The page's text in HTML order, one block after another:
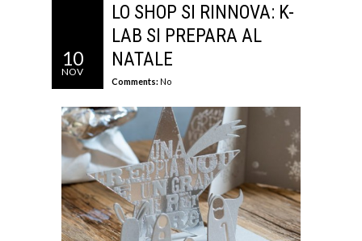
10
NOV
LO SHOP SI RINNOVA: K-
LAB SI PREPARA AL
NATALE
Comments: No